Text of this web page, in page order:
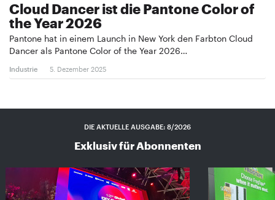
Cloud Dancer ist die Pantone Color of
the Year 2026
Pantone hat in einem Launch in New York den Farbton Cloud
Dancer als Pantone Color of the Year 2026…
Industrie 5. Dezember 2025
DIE AKTUELLE AUSGABE: 8/2026
Exklusiv für Abonnenten